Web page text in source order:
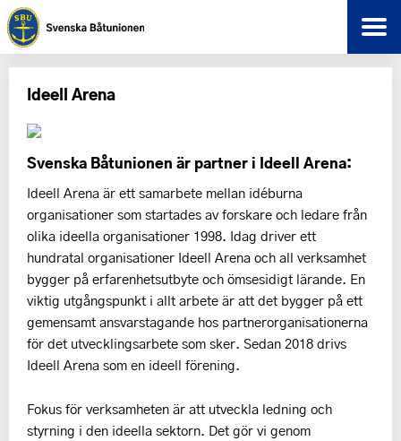
Ideell Arena
Svenska Båtunionen är partner i Ideell Arena:
Ideell Arena är ett samarbete mellan idéburna
organisationer som startades av forskare och ledare från
olika ideella organisationer 1998. Idag driver ett
hundratal organisationer Ideell Arena och all verksamhet
bygger på erfarenhetsutbyte och ömsesidigt lärande. En
viktig utgångspunkt i allt arbete är att det bygger på ett
gemensamt ansvarstagande hos partnerorganisationerna
för det utvecklingsarbete som sker. Sedan 2018 drivs
Ideell Arena som en ideell förening.
Fokus för verksamheten är att utveckla ledning och
styrning i den ideella sektorn. Det gör vi genom